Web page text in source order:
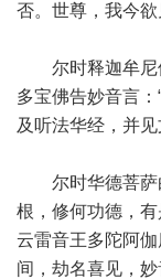
否。世尊，我今
尔时释迦牟尼佛
多宝佛告妙音言：
及听法华经，并
尔时华德菩萨
根，修何功德，有
云雷音王多陀阿
间，劫名喜见，